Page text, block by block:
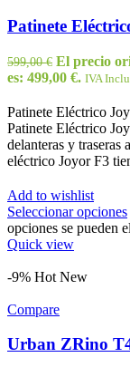
Patinete
599,00€ El precio
es: 499,00 €. IVA
Patinete Eléctrico
Patinete Eléctrico
delanteras y
eléctrico Joyor F3
Add to wishlist
Seleccionar opciones
opciones se pueden
Quick view
-9% Hot New
Compare
Urban ZRino